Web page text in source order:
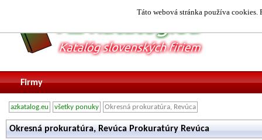
Táto webová stránka používa
Firmy
azkatalog.eu všetky ponuky Okresná prokuratúra, Revúca
Okresná prokuratúra, Revúca Prokuratúry Revúca